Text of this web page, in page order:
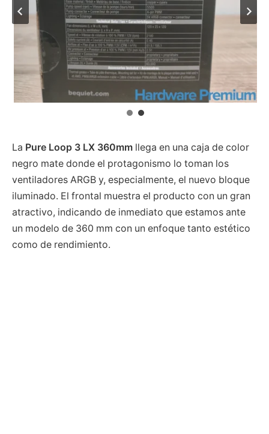
La Pure Loop 3 LX 360mm llega en una caja de color
negro mate donde el protagonismo lo toman los
ventiladores ARGB y, especialmente, el nuevo bloque
iluminado. El frontal muestra el producto con un gran
atractivo, indicando de inmediato que estamos ante
un modelo de 360 mm con un enfoque tanto estético
como de rendimiento.